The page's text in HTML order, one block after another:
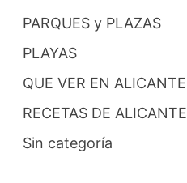
PARQUES y PLAZAS
PLAYAS
QUE VER EN ALICANTE
RECETAS DE ALICANTE
Sin categoría